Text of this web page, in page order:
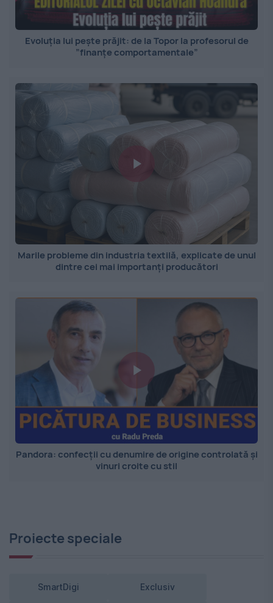
Evoluția lui pește prăjit: de la Topor la profesorul de
”finanțe comportamentale”
Marile probleme din industria textilă, explicate de unul
dintre cei mai importanți producători
Pandora: confecții cu denumire de origine controlată și
vinuri croite cu stil
Proiecte speciale
SmartDigi Exclusiv